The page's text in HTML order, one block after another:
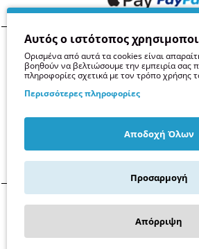
ΌροιΑπόρρητοΑσφάλειαGDPR
© 2014 -2026
Σέρρες, Ελλάδα
Α.Φ.Μ. 999218818
Φίλτρα
Αυτός ο ιστότοπος
Ορισμένα από αυτά τα cookies είναι
βοηθούν να βελτιώσουμε την εμπειρία σας
πληροφορίες σχετικά με τον τρόπο χρήσης
Περισσότερες πληροφορίες
Αποδοχή Όλων
Προσαρμογή
Απόρριψη